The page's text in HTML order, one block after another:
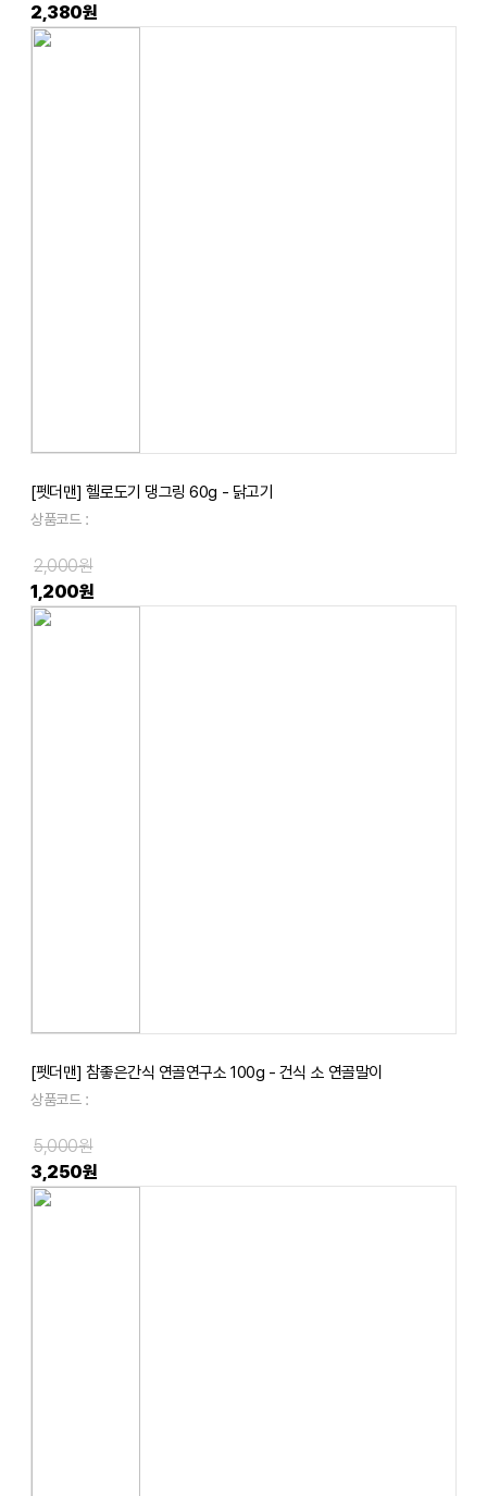
2,380원
[펫더맨] 헬로도기 댕그링 60g - 닭고기
상품코드 :
2,000원
1,200원
[펫더맨] 참좋은간식 연골연구소 100g - 건식 소 연골말이
상품코드 :
5,000원
3,250원